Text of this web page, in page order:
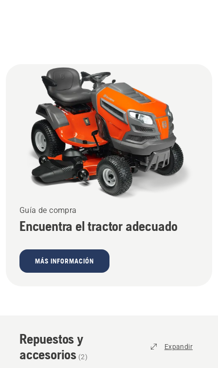
Guía de compra
Encuentra el tractor adecuado
MÁS INFORMACIÓN
Repuestos y
accesorios (2)
Expandir